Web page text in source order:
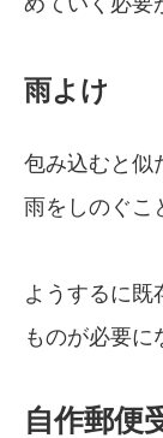
雨よけ
包み込むと似
雨をしのぐこ
ようするに既
ものが必要に
自作郵便